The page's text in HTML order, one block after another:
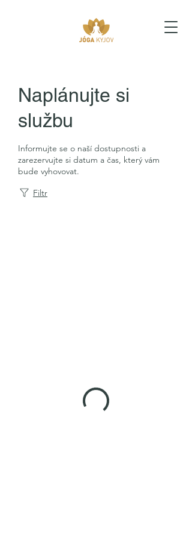
Naplánujte si
službu
Informujte se o naší dostupnosti a
zarezervujte si datum a čas, který vám
bude vyhovovat.
Filtr